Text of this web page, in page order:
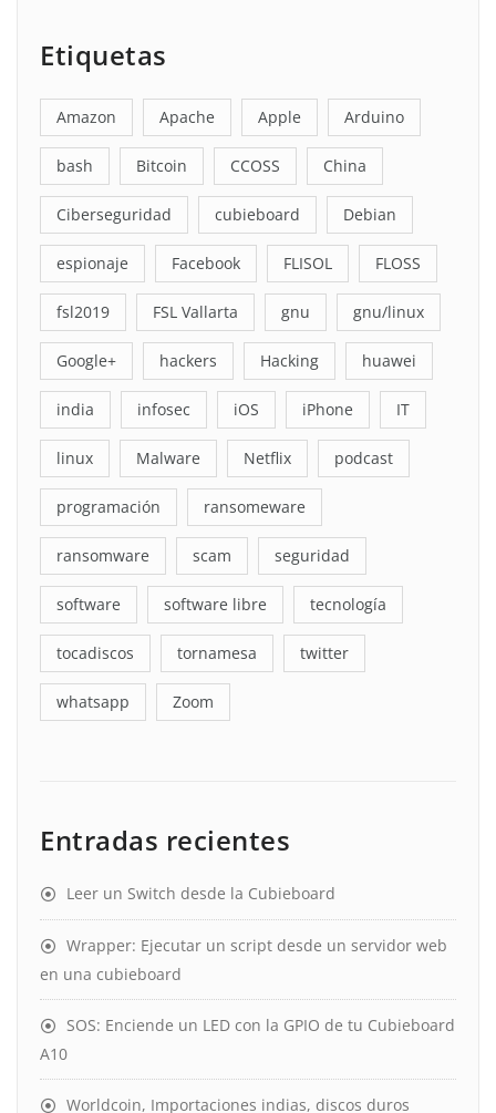
Etiquetas
Amazon Apache Apple Arduino
bash Bitcoin CCOSS China
Ciberseguridad cubieboard Debian
espionaje Facebook FLISOL FLOSS
fsl2019 FSL Vallarta gnu gnu/linux
Google+ hackers Hacking huawei
india infosec iOS iPhone IT
linux Malware Netflix podcast
programación ransomeware
ransomware scam seguridad
software software libre tecnología
tocadiscos tornamesa twitter
whatsapp Zoom
Entradas recientes
Leer un Switch desde la Cubieboard
Wrapper: Ejecutar un script desde un servidor web
en una cubieboard
SOS: Enciende un LED con la GPIO de tu Cubieboard
A10
Worldcoin, Importaciones indias, discos duros